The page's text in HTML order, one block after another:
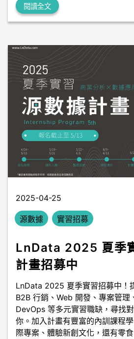
閱讀全文
2025-04-25
源數據 實習招募
LnData 2025 夏季
計畫招募中
LnData 2025 夏季實習招募中！
B2B 行銷、Web 開發、專案管理
DevOps 等多元實習職缺，尋找
你。加入計畫有豐富的內訓課程
際專案、體驗新創文化，還有零